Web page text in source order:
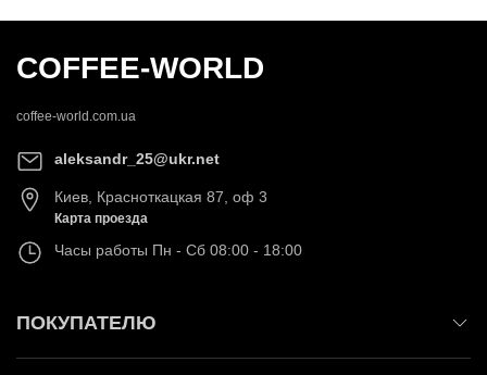
COFFEE-WORLD
coffee-world.com.ua
aleksandr_25@ukr.net
Киев Красноткацкая 87, оф 3
Карта проезда
Часы работы Пн - Сб 08:00 - 18:00
ПОКУПАТЕЛЮ